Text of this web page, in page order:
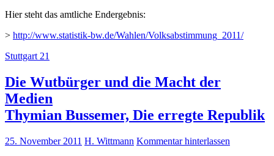
Hier steht das amtliche Endergebnis:
> http://www.statistik-bw.de/Wahlen/Volksabstimmung_2011/
Stuttgart 21
Die Wutbürger und die Macht der
Medien
Thymian Bussemer, Die erregte Republik
25. November 2011 H. Wittmann Kommentar hinterlassen